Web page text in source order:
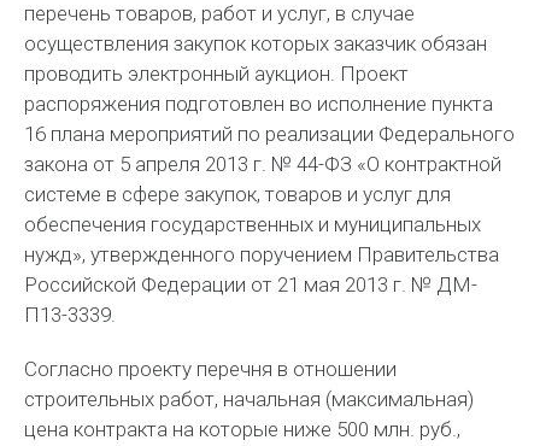
перечень товаров, работ и услуг, в случае
осуществления закупок которых заказчик обязан
проводить электронный аукцион. Проект
распоряжения подготовлен во исполнение пункта
16 плана мероприятий по реализации Федерального
закона от 5 апреля 2013 г. № 44-ФЗ «О контрактной
системе в сфере закупок, товаров и услуг для
обеспечения государственных и муниципальных
нужд», утвержденного поручением Правительства
Российской Федерации от 21 мая 2013 г. № ДМ-
П13-3339.
Согласно проекту перечня в отношении
строительных работ, начальная (максимальная)
цена контракта на которые ниже 500 млн. руб.,